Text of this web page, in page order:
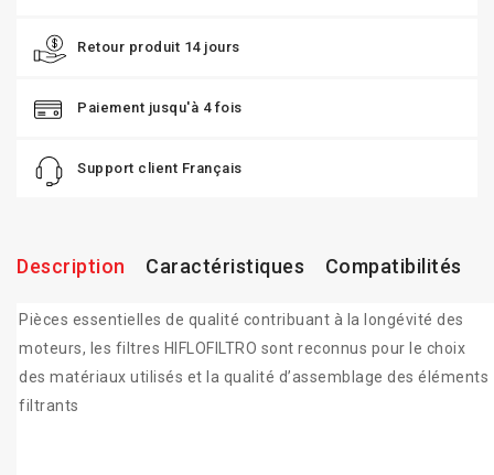
Retour produit 14 jours
Paiement jusqu'à 4 fois
Support client Français
Description Caractéristiques Compatibilités
Pièces essentielles de qualité contribuant à la longévité des
moteurs, les filtres HIFLOFILTRO sont reconnus pour le choix
des matériaux utilisés et la qualité d’assemblage des éléments
filtrants